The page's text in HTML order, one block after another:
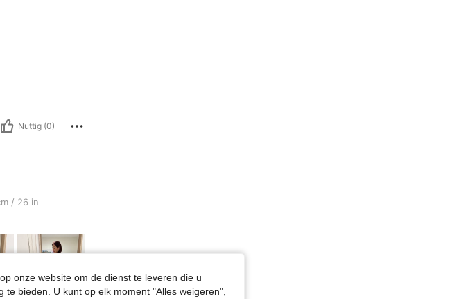
Nuttig (0)
cm / 36 in, Borstbeeld: 90 cm / 35 in, Kleur: Zwart, Maat: S
/ 26 in
onze website om de dienst te leveren die u
bieden. U kunt op elk moment "Alles weigeren",